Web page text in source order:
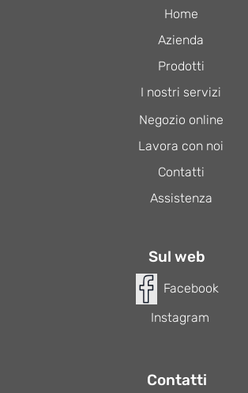
Home
Azienda
Prodotti
I nostri servizi
Negozio online
Lavora con noi
Contatti
Assistenza
Sul web
Facebook
Instagram
Contatti